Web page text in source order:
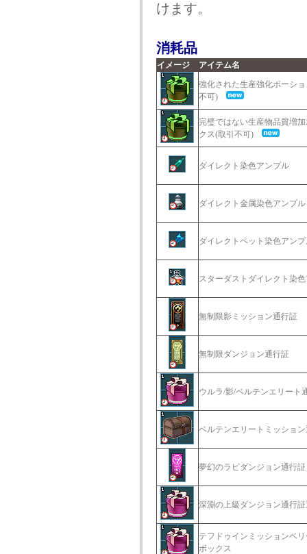
けます。
消耗品
イメージ
アイテム名
強化された生産強化ポーシ
不可)
完璧ではない生産物品質増
クス(取引不可)
ダイレクト染色アンプル
ダイレクト金属染色アンプル
ダイレクトペット染色アンプ
スターダストダイレクト染
無制限影ミッション通行証
無制限ダンジョン通行証
ウルラ/影/ベルテンエリート
ベルテンエリートミッショ
夢幻のラビダンジョン通行証
深淵の上級ダンジョン通行
テフドゥインミッションベ
ボックス